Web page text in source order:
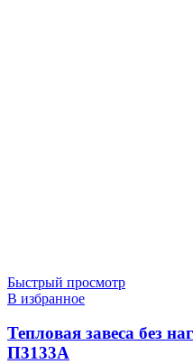
Быстрый просмотр
В избранное
Тепловая завеса без
П3133А